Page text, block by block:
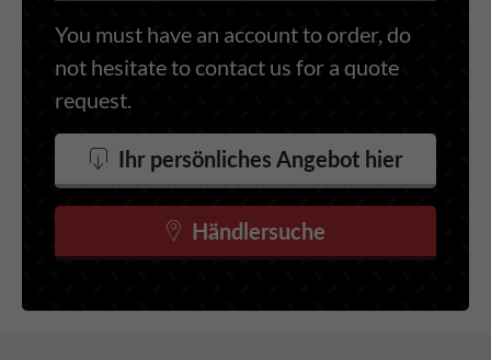
You must have an account to order, do
not hesitate to contact us for a quote
request.
Ihr persönliches Angebot hier
Händlersuche